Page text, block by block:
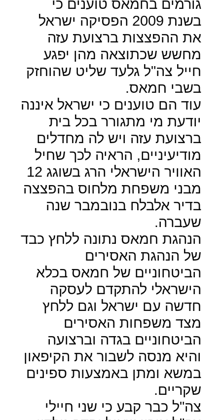
גורמים בחמאס טוענים כי
בשנת 2009 הפסיקה ישראל
את ההפצצות ברצועת עזה
מחשש שכתוצאה מהן יפגע
חייל צה"ל גלעד שליט שהוחזק
בשבי חמאס.
עוד הם טוענים כי ישראל איננה
יודעת מי מתגורר בכל בית
ברצועת עזה ויש לה מחדלים
מודיעיניים, הראיה לכך שחיל
האוויר הישראלי הרג בשוגג 12
מבני משפחת מלחוס בהפצצה
בדיר אלבלח בנובמבר שנה
שעברה.
הנהגת חמאס נתונה ללחץ כבד
של הנהגת האסירים
הביטחוניים של חמאס בכלא
הישראלי להתקדם לעסקה
חדשה עם ישראל וגם ללחץ
מצד משפחות האסירים
הביטחוניים בגדה וברצועה
והיא מנסה לשבור את הקיפאון
במשא ומתן באמצעות ספינים
שקריים.
צה"ל כבר קבע כי שני חיילי